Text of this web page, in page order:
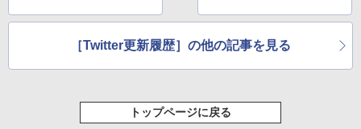
［Twitter更新履歴］の他の記事を見る
トップページに戻る